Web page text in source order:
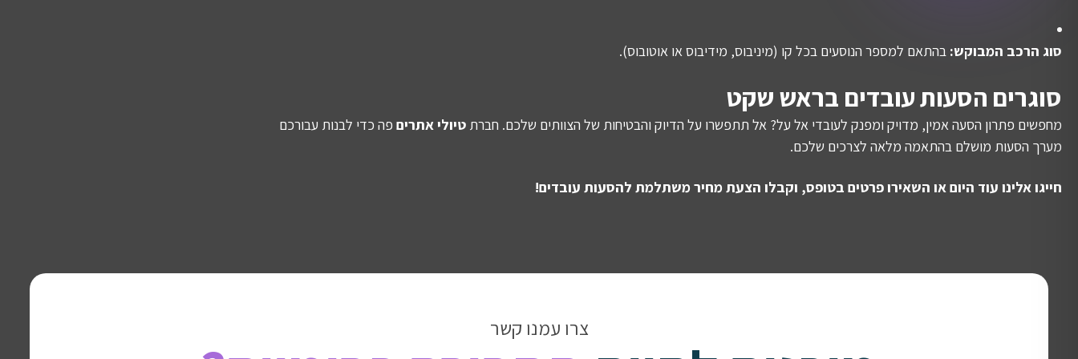
סוג הרכב המבוקש: בהתאם למספר הנוסעים בכל קו (מיניבוס, מידיבוס או אוטובוס).
סוגרים הסעות עובדים בראש שקט
מחפשים פתרון הסעה אמין, מדויק ומפנק לעובדי אל על? אל תתפשרו על הדיוק והבטיחות של הצוותים שלכם. חברת טיולי אתרים פה כדי לבנות עבורכם
מערך הסעות מושלם בהתאמה מלאה לצרכים שלכם.
חייגו אלינו עוד היום או השאירו פרטים בטופס, וקבלו הצעת מחיר משתלמת להסעות עובדים!
צרו עמנו קשר